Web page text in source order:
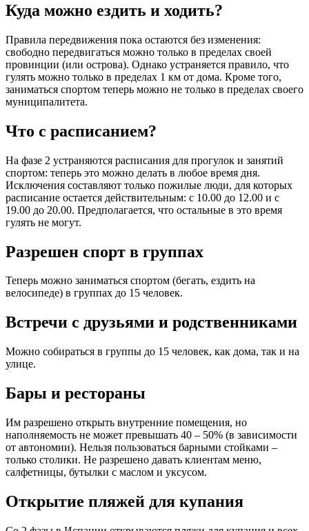
Куда можно ездить и ходить?
Правила передвижения пока остаются без изменения:
свободно передвигаться можно только в пределах своей
провинции (или острова). Однако устраняется правило, что
гулять можно только в пределах 1 км от дома. Кроме того,
заниматься спортом теперь можно не только в пределах своего
муниципалитета.
Что с расписанием?
На фазе 2 устраняются расписания для прогулок и занятий
спортом: теперь это можно делать в любое время дня.
Исключения составляют только пожилые люди, для которых
расписание остается действительным: с 10.00 до 12.00 и с
19.00 до 20.00. Предполагается, что остальные в это время
гулять не могут.
Разрешен спорт в группах
Теперь можно заниматься спортом (бегать, ездить на
велосипеде) в группах до 15 человек.
Встречи с друзьями и родственниками
Можно собираться в группы до 15 человек, как дома, так и на
улице.
Бары и рестораны
Им разрешено открыть внутренние помещения, но
наполняемость не может превышать 40 – 50% (в зависимости
от автономии). Нельзя пользоваться барными стойками –
только столики. Не разрешено давать клиентам меню,
салфетницы, бутылки с маслом и уксусом.
Открытие пляжей для купания